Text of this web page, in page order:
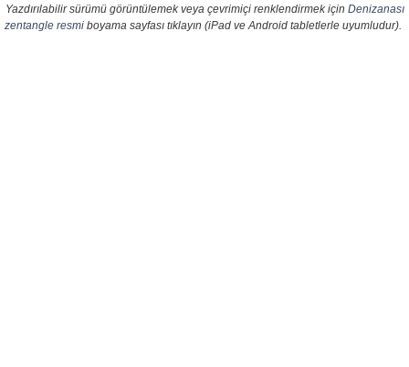
Yazdırılabilir sürümü görüntülemek veya çevrimiçi renklendirmek için Denizanası
zentangle resmi boyama sayfası tıklayın (iPad ve Android tabletlerle uyumludur).